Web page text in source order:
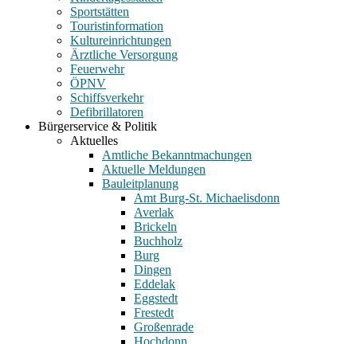
Sportstätten
Touristinformation
Kultureinrichtungen
Ärztliche Versorgung
Feuerwehr
ÖPNV
Schiffsverkehr
Defibrillatoren
Bürgerservice & Politik
Aktuelles
Amtliche Bekanntmachungen
Aktuelle Meldungen
Bauleitplanung
Amt Burg-St. Michaelisdonn
Averlak
Brickeln
Buchholz
Burg
Dingen
Eddelak
Eggstedt
Frestedt
Großenrade
Hochdonn